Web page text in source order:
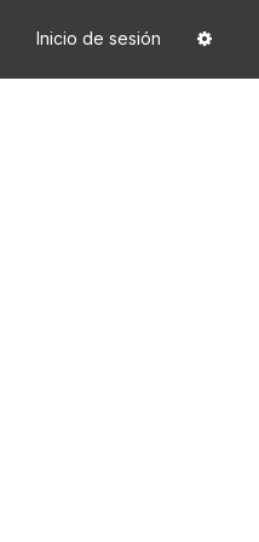
Inicio de sesión